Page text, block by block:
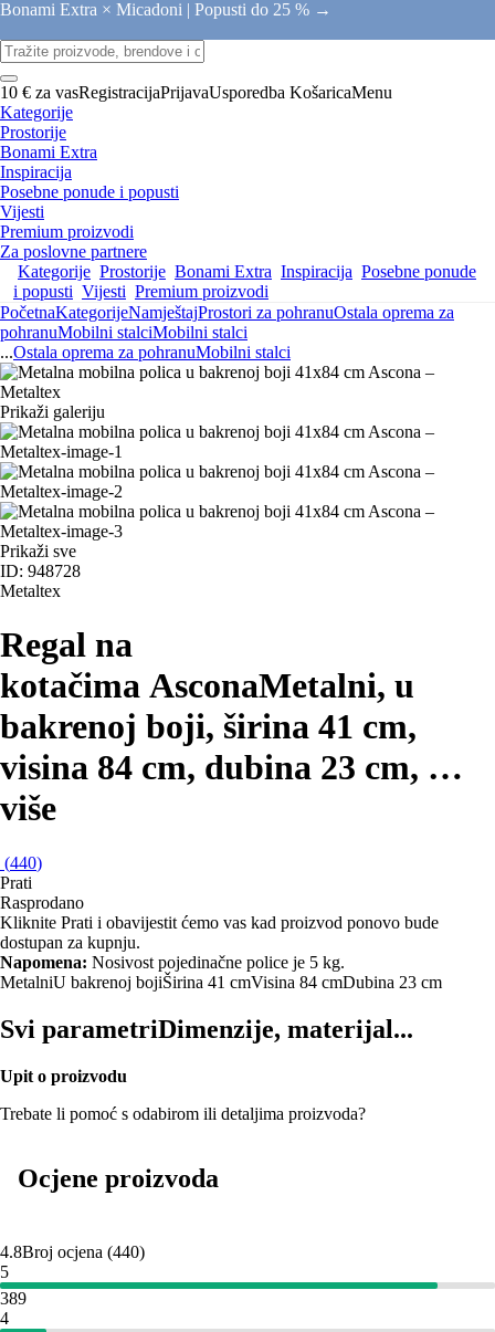
Bonami Extra × Micadoni | Popusti do 25 % →
10 € za vasRegistracijaPrijavaUsporedba KošaricaMenu
Kategorije
Prostorije
Bonami Extra
Inspiracija
Posebne ponude i popusti
Vijesti
Premium proizvodi
Za poslovne partnere
Kategorije Prostorije Bonami Extra Inspiracija Posebne ponude
i popusti Vijesti Premium proizvodi
PočetnaKategorijeNamještajProstori za pohranuOstala oprema za
pohranuMobilni stalciMobilni stalci
...Ostala oprema za pohranuMobilni stalci
Prikaži galeriju
Prikaži sve
ID: 948728
Metaltex
Regal na
kotačima AsconaMetalni, u
bakrenoj boji, širina 41 cm,
visina 84 cm, dubina 23 cm, …
više
(440)
Prati
Rasprodano
Kliknite Prati i obavijestit ćemo vas kad proizvod ponovo bude
dostupan za kupnju.
Napomena: Nosivost pojedinačne police je 5 kg.
MetalniU bakrenoj bojiŠirina 41 cmVisina 84 cmDubina 23 cm
Svi parametriDimenzije, materijal...
Upit o proizvodu
Trebate li pomoć s odabirom ili detaljima proizvoda?
Ocjene proizvoda
4.8Broj ocjena (440)
5
389
4